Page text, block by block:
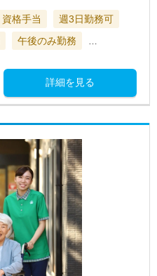
資格手当
週3日勤務可
午後のみ勤務 …
詳細を見る